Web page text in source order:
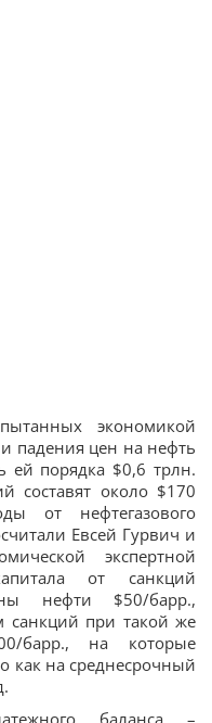
экономикой
падения цен на нефть
ей порядка $0,6 трлн.
составят около $170
от нефтегазового
Евсей Гурвич и
экспертной
от санкций
нефти $50/барр.,
санкций при такой же
барр., на которые
как на среднесрочный
баланса –